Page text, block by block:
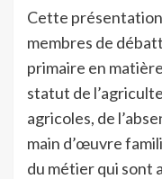
Cette présentation
membres de
primaire en
statut de
agricoles, de
main d’œuvre
du métier qui sont